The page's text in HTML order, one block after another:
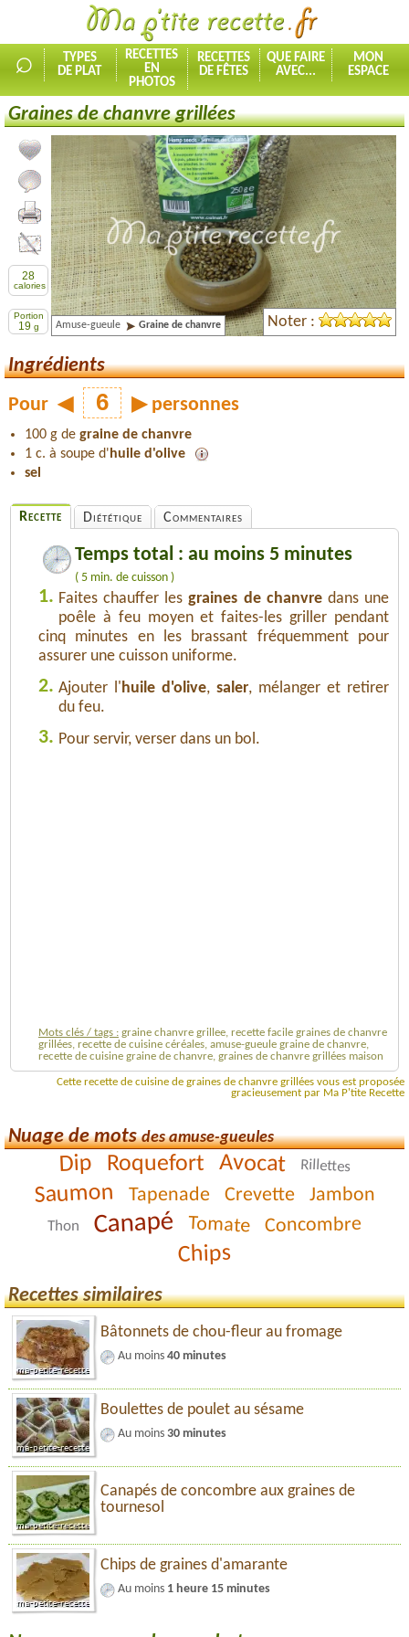
⌕
TYPES
DE PLAT
RECETTES
EN
PHOTOS
RECETTES
DE FÊTES
QUE FAIRE
AVEC...
MON
ESPACE
Graines de chanvre grillées
Ajouter la recette à mes favorites
Commenter, noter la recette
Imprimer la recette
Partager cette recette
28
calories
Portion
19g Amuse-gueule Graine de chanvre Noter :
Ingrédients
Pour ◀ ▶ personnes
100 g de graine de chanvre
1 c. à soupe d' huile d'olive
sel
Recette Diététique Commentaires
Temps total : au moins 5 minutes
( 5 min. de cuisson )
1. Faites chauffer lesgraines de chanvredans une
poêle à feu moyen et faites-les griller pendant
cinq minutes en les brassant fréquemment pour
assurer une cuisson uniforme.
2. Ajouter l' huile d'olive, saler, mélanger et retirer
du feu.
3. Pour servir, verser dans un bol.
Mots clés / tags : graine chanvre grillee, recette facile graines de chanvre
grillées, recette de cuisine céréales, amuse-gueule graine de chanvre,
recette de cuisine graine de chanvre, graines de chanvre grillées maison
Cette recette de cuisine de graines de chanvre grillées vous est proposée
gracieusement par Ma P'tite Recette
Nuage de motsdes amuse-gueules
Dip Roquefort Avocat Rillettes
Saumon Tapenade Crevette Jambon
Thon Canapé Tomate Concombre
Chips
Recettes similaires
Bâtonnets de chou-fleur au fromage
Au moins 40 minutes
Boulettes de poulet au sésame
Au moins 30 minutes
Canapés de concombre aux graines de
tournesol
Chips de graines d'amarante
Au moins 1 heure 15 minutes